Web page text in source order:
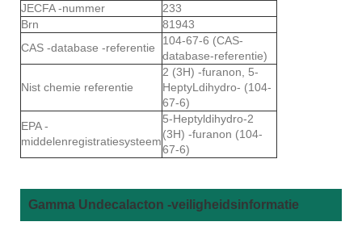
JECFA -nummer
233
Brn
81943
CAS -database -referentie
104-67-6 (CAS-
database-referentie)
Nist chemie referentie
2 (3H) -furanon, 5-
HeptyLdihydro- (104-
67-6)
EPA -
middelenregistratiesysteem
5-Heptyldihydro-2
(3H) -furanon (104-
67-6)
Gamma Undecalacton -veiligheidsinformatie